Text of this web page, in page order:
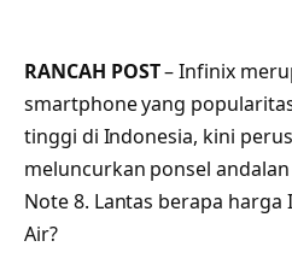
RANCAH POST– Infinix
smartphone yang
tinggi di Indonesia, kini
meluncurkan ponsel
Note 8. Lantas berapa harga
Air?